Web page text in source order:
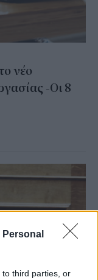
third parties, or
νέο
-Οι 8